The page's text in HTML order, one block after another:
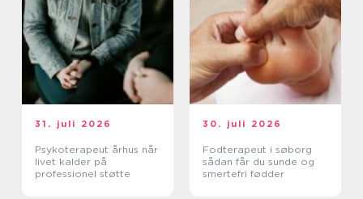
31. juli 2026
Psykoterapeut århus når
livet kalder på
professionel støtte
30. juli 2026
Fodterapeut i søborg
sådan får du sunde og
smertefri fødder